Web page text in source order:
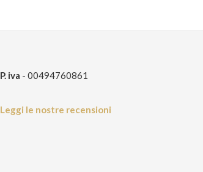
P. iva - 00494760861
Leggi le nostre recensioni